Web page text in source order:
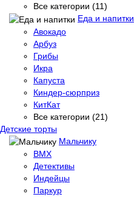
Все категории (11)
Еда и напитки
Авокадо
Арбуз
Грибы
Икра
Капуста
Киндер-сюрприз
КитКат
Все категории (21)
Детские торты
Мальчику
BMX
Детективы
Индейцы
Паркур